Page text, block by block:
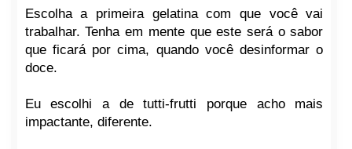
Escolha a primeira gelatina com que você vai
trabalhar. Tenha em mente que este será o sabor
que ficará por cima, quando você desinformar o
doce.
Eu escolhi a de tutti-frutti porque acho mais
impactante, diferente.